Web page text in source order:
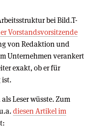
bei Bild.T-
Vorstandsvorsitzende
von Redaktion und
Unternehmen verankert
exakt, ob er für
ist.
Leser wüsste. Zum
diesen Artikel im